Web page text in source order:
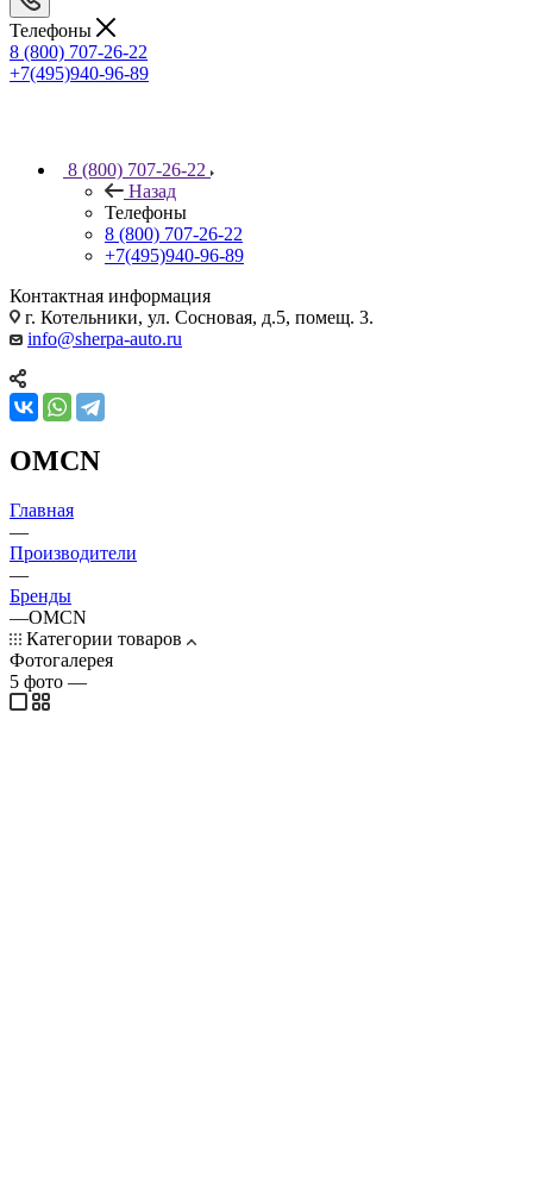
Телефоны
8 (800) 707-26-22
+7(495)940-96-89
8 (800) 707-26-22
Назад
Телефоны
8 (800) 707-26-22
+7(495)940-96-89
Контактная информация
г. Котельники, ул. Сосновая, д.5, помещ. 3.
info@sherpa-auto.ru
OMCN
Главная
—
Производители
—
Бренды
—OMCN
Категории товаров
Фотогалерея
5 фото —